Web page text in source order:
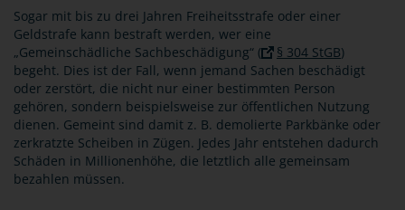
Sogar mit bis zu drei Jahren Freiheitsstrafe oder einer
Geldstrafe kann bestraft werden, wer eine
„Gemeinschädliche Sachbeschädigung“ (
§ 304 StGB)
begeht. Dies ist der Fall, wenn jemand Sachen beschädigt
oder zerstört, die nicht nur einer bestimmten Person
gehören, sondern beispielsweise zur öffentlichen Nutzung
dienen. Gemeint sind damit z. B. demolierte Parkbänke oder
zerkratzte Scheiben in Zügen. Jedes Jahr entstehen dadurch
Schäden in Millionenhöhe, die letztlich alle gemeinsam
bezahlen müssen.